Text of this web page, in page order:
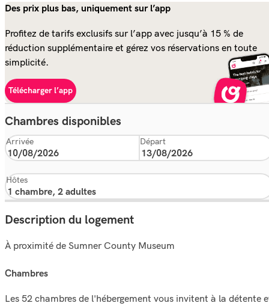
Des prix plus bas, uniquement sur l’app
Profitez de tarifs exclusifs sur l’app avec jusqu’à 15 % de
réduction supplémentaire et gérez vos réservations en toute
simplicité.
Télécharger l’app
Chambres disponibles
Arrivée Départ
Hôtes
Description du logement
À proximité de Sumner County Museum
chambres
Les 52 chambres de l'hébergement vous invitent à la détente